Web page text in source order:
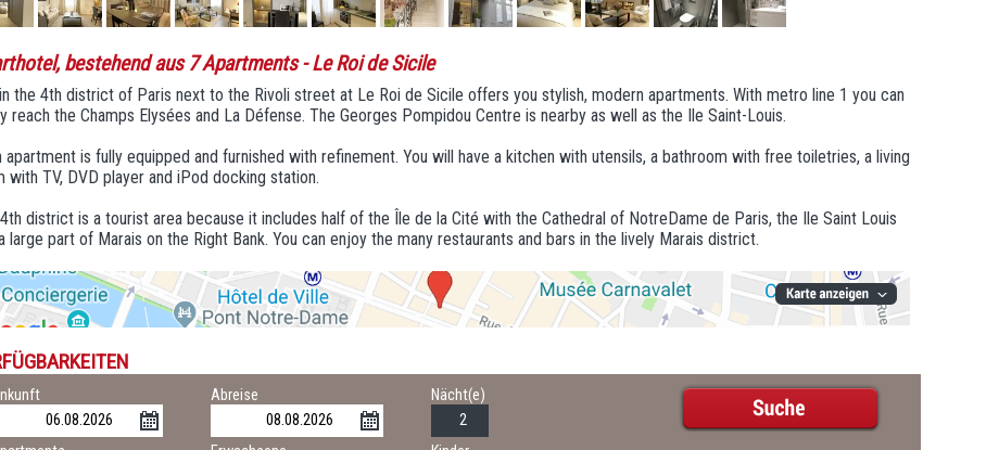
bestehend aus 7 Apartments- Le Roi de Sicile
the 4th district of Paris next to the Rivoli street at Le Roi de Sicile offers you stylish, modern apartments. With metro line 1 you can
reach the Champs Elysées and La Défense. The Georges Pompidou Centre is nearby as well as the Ile Saint-Louis.
apartment is fully equipped and furnished with refinement. You will have a kitchen with utensils, a bathroom with free toiletries, a living
with TV, DVD player and iPod docking station.
district is a tourist area because it includes half of the Île de la Cité with the Cathedral of NotreDame de Paris, the Ile Saint Louis
large part of Marais on the Right Bank. You can enjoy the many restaurants and bars in the lively Marais district.
Abreise Nächt(e)